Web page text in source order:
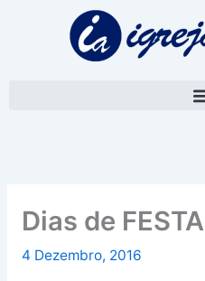
Dias de FESTA
4 Dezembro, 2016